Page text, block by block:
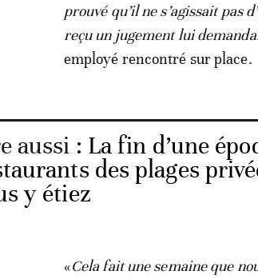
prouvé qu’il ne s’agissait pas
reçu un jugement lui
employé rencontré sur place.
aussi : La fin d’une
des plages
y étiez
«Cela fait une semaine que